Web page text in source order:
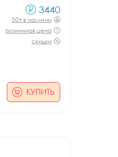
3440
50+ в наличии
розничная цена
скидки
КУПИТЬ